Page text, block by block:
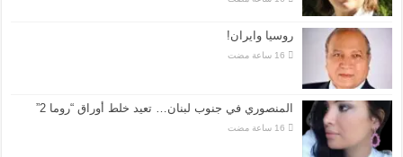
روسيا وايران!
المنصوري في جنوب لبنان… تعيد خلط أوراق “روما 2”